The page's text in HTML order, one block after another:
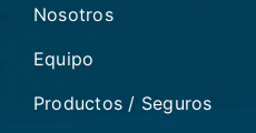
Nosotros
Equipo
Productos / Seguros